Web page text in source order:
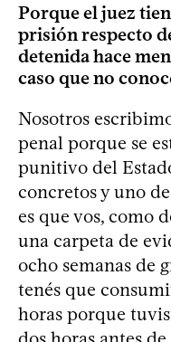
Porque el juez
prisión respecto
detenida hace
caso que no
Nosotros
penal porque se
punitivo del
concretos y uno
es que vos, como
una carpeta de
ocho semanas de
tenés que
horas porque